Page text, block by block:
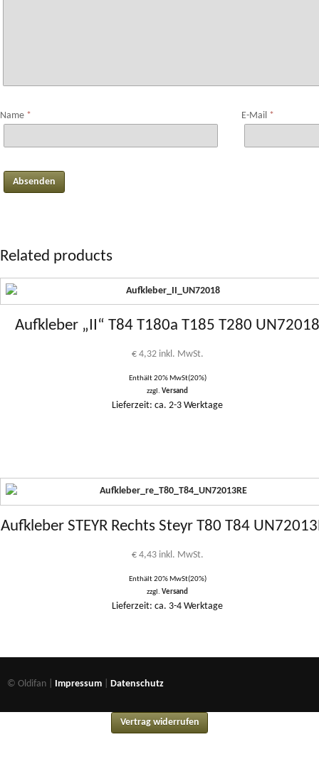
Name * E-Mail *
Related products
Aufkleber „II“ T84 T180a T185 T280
€4,32 inkl. MwSt.
Enthält 20% MwSt(20%)
zzgl.Versand
Lieferzeit: ca. 2-3 Werktage
Aufkleber STEYR Rechts Steyr T80 T84
€4,43 inkl. MwSt.
Enthält 20% MwSt(20%)
zzgl.Versand
Lieferzeit: ca. 3-4 Werktage
© Oldifan | Impressum Datenschutz
Vertrag widerrufen